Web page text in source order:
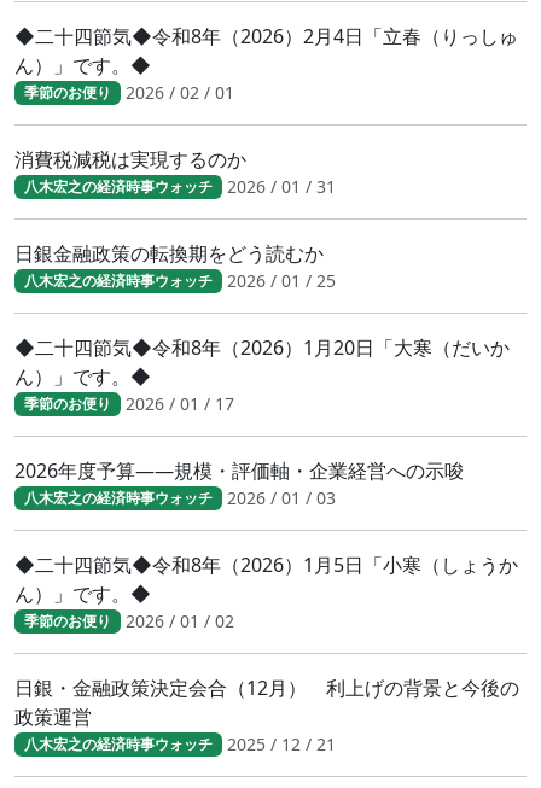
◆二十四節気◆令和8年（2026）2月4日「立春（りっしゅ
ん）」です。◆
季節のお便り 2026 / 02 / 01
消費税減税は実現するのか
八木宏之の経済時事ウォッチ 2026 / 01 / 31
日銀金融政策の転換期をどう読むか
八木宏之の経済時事ウォッチ 2026 / 01 / 25
◆二十四節気◆令和8年（2026）1月20日「大寒（だいか
ん）」です。◆
季節のお便り 2026 / 01 / 17
2026年度予算――規模・評価軸・企業経営への示唆
八木宏之の経済時事ウォッチ 2026 / 01 / 03
◆二十四節気◆令和8年（2026）1月5日「小寒（しょうか
ん）」です。◆
季節のお便り 2026 / 01 / 02
日銀・金融政策決定会合（12月） 利上げの背景と今後の
政策運営
八木宏之の経済時事ウォッチ 2025 / 12 / 21